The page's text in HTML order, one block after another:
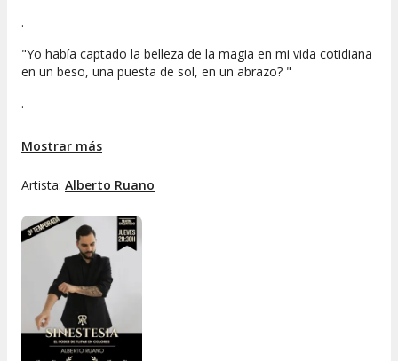
.
"Yo había captado la belleza de la magia en mi vida cotidiana
en un beso, una puesta de sol, en un abrazo? "
.
ahora?"
Mostrar más
Artista: Alberto Ruano